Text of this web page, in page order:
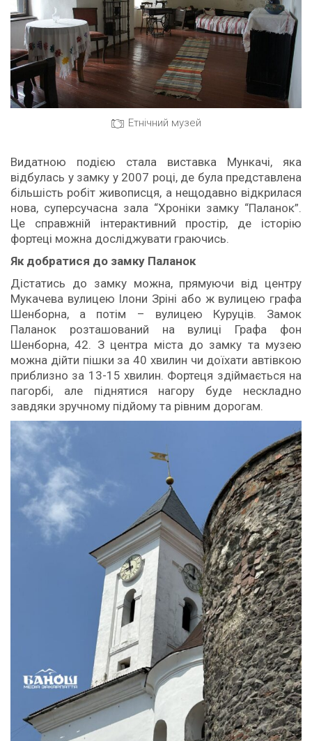
Етнічний музей
Видатною подією стала виставка Мункачі, яка
відбулась у замку у 2007 році, де була представлена
більшість робіт живописця, а нещодавно відкрилася
нова, суперсучасна зала “Хроніки замку “Паланок”.
Це справжній інтерактивний простір, де історію
фортеці можна досліджувати граючись.
Як добратися до замку Паланок
Дістатись до замку можна, прямуючи від центру
Мукачева вулицею Ілони Зріні або ж вулицею графа
Шенборна, а потім – вулицею Куруців. Замок
Паланок розташований на вулиці Графа фон
Шенборна, 42. З центра міста до замку та музею
можна дійти пішки за 40 хвилин чи доїхати автівкою
приблизно за 13-15 хвилин. Фортеця здіймається на
пагорбі, але піднятися нагору буде нескладно
завдяки зручному підйому та рівним дорогам.